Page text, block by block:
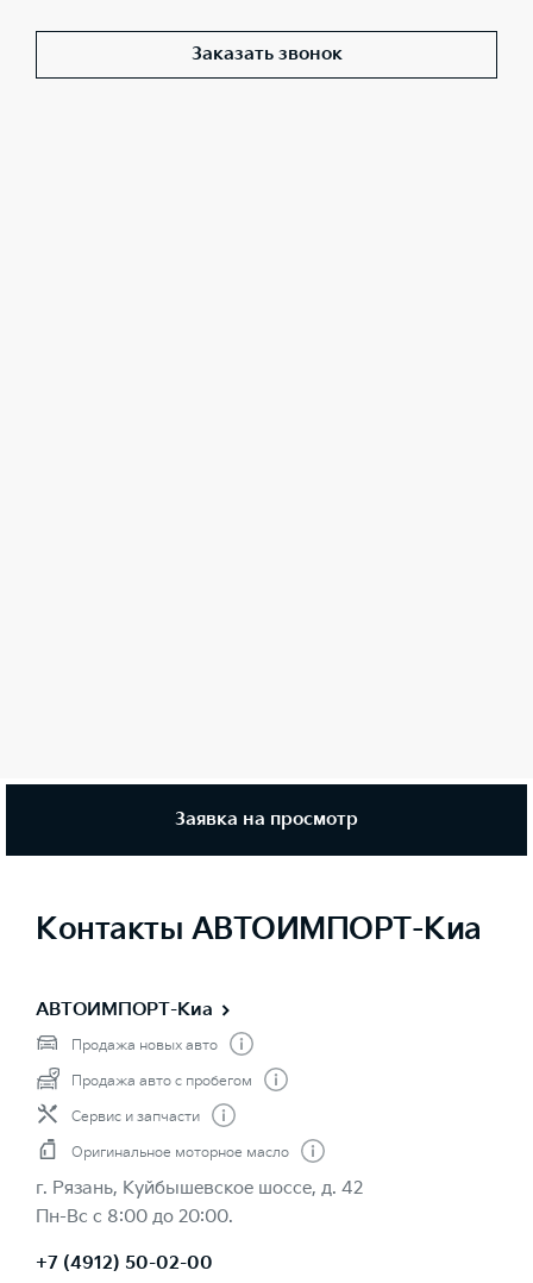
Заявка на просмотр
Заказать звонок
Контакты АВТОИМПОРТ-Киа
АВТОИМПОРТ-Киа
Продажа новых авто
Продажа авто с пробегом
Сервис и запчасти
Оригинальное моторное масло
г. Рязань, Куйбышевское шоссе, д. 42
Пн-Вс с 8:00 до 20:00.
+7 (4912) 50-02-00